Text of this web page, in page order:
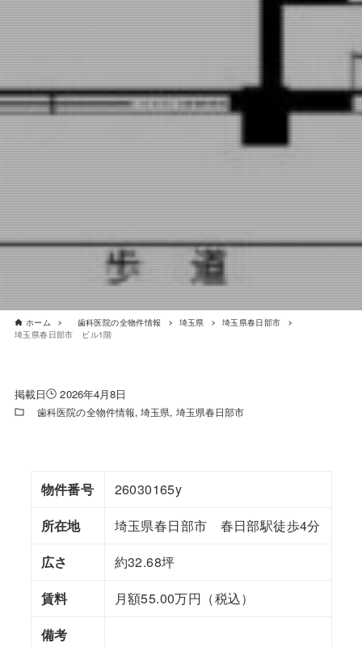
ホーム 歯科医院の全物件情報 埼玉県
埼玉県春日部市
埼玉県春日部市 ビル1階
2026年4月8日
歯科医院の全物件情報 埼玉県 埼玉県春日部市
物件番号
26030165y
所在地
埼玉県春日部市 春日部駅徒歩4分
広さ
約32.68坪
賃料
月額55.00万円（税込）
備考